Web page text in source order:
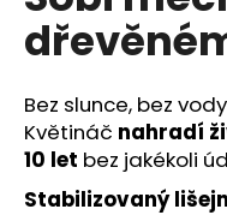
5,0
z
hvězdiček.
Bez slunce, bez
Květináč nahradí
10 let bez jakékoli
Stabilizovaný
a
j
í
t
?